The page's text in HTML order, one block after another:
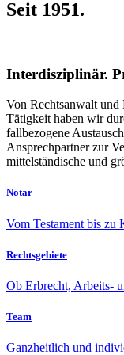
Seit 1951.
Interdisziplinär.
Von Rechtsanwalt
Tätigkeit haben wir
fallbezogene
Ansprechpartner zur
mittelständische und
Notar
Vom Testament bis zu
Rechtsgebiete
Ob Erbrecht, Arbeits-
Team
Ganzheitlich und